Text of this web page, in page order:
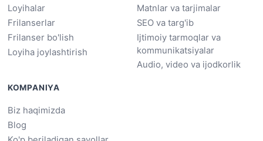
Loyihalar
Frilanserlar
Frilanser bo'lish
Loyiha joylashtirish
Matnlar va tarjimalar
SEO va targ'ib
Ijtimoiy tarmoqlar va
kommunikatsiyalar
Audio, video va ijodkorlik
KOMPANIYA
Biz haqimizda
Blog